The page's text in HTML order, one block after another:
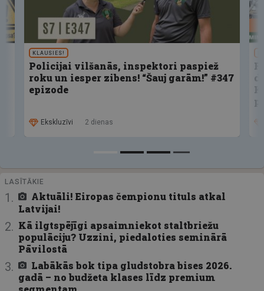
KLAUSIES!
Policijai vilšanās, inspektori paspiež
roku un iesper zibens! “Šauj garām!” #347
epizode
Ekskluzīvi 2 dienas
LASĪTĀKIE
Aktuāli! Eiropas čempionu tituls atkal
Latvijai!
Kā ilgtspējīgi apsaimniekot staltbriežu
populāciju? Uzzini, piedaloties seminārā
Pāvilostā
Labākās bok tipa gludstobra bises 2026.
gadā – no budžeta klases līdz premium